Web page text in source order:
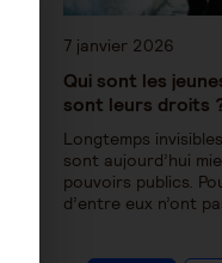
7 janvier 2026
Qui sont les
sont leurs droits
Longtemps
sont aujourd’hui
pouvoirs publics.
d’entre eux n’ont